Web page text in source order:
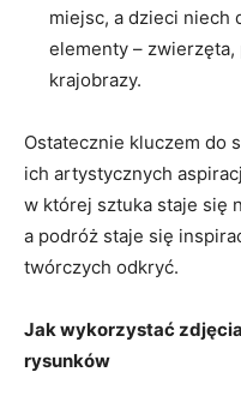
miejsc, a‍ dzieci niech
elementy ‌–
krajobrazy.
Ostatecznie​ kluczem‍ do
⁢ich artystycznych
w ⁣której sztuka staje​ się
a podróż staje się
twórczych odkryć.
Jak wykorzystać
rysunków